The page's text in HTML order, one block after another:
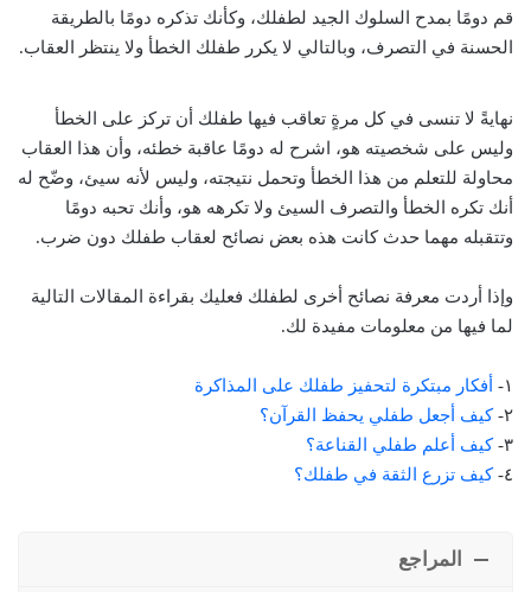
قم دومًا بمدح السلوك الجيد لطفلك، وكأنك تذكره دومًا بالطريقة
الحسنة في التصرف، وبالتالي لا يكرر طفلك الخطأ ولا ينتظر العقاب.
نهايةً لا تنسى في كل مرةٍ تعاقب فيها طفلك أن تركز على الخطأ
وليس على شخصيته هو، اشرح له دومًا عاقبة خطئه، وأن هذا العقاب
محاولة للتعلم من هذا الخطأ وتحمل نتيجته، وليس لأنه سيئ، وضّح له
أنك تكره الخطأ والتصرف السيئ ولا تكرهه هو، وأنك تحبه دومًا
وتتقبله مهما حدث كانت هذه بعض نصائح لعقاب طفلك دون ضرب.
وإذا أردت معرفة نصائح أخرى لطفلك فعليك بقراءة المقالات التالية
لما فيها من معلومات مفيدة لك.
١-
أفكار مبتكرة لتحفيز طفلك على المذاكرة
٢- كيف أجعل طفلي يحفظ القرآن؟
٣- كيف أعلم طفلي القناعة؟
٤-
كيف تزرع الثقة في طفلك؟
المراجع